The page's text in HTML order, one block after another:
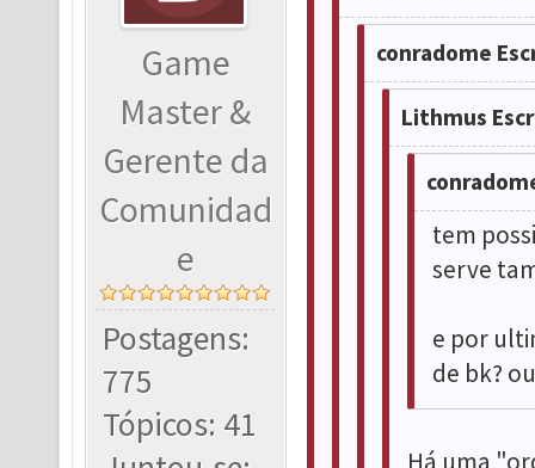
Game
Master &
Gerente da
Comunidad
e
Postagens:
775
Tópicos: 41
conradome
Lithmus
tem
serve
e por
de bk?